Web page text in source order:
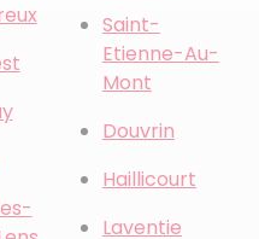
Saint-
Etienne-Au-
Mont
Douvrin
Haillicourt
Laventie